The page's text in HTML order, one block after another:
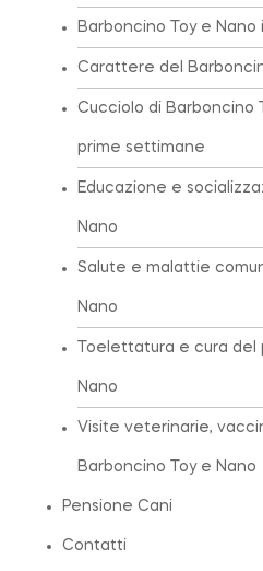
Barboncino Toy e
Carattere del
Cucciolo di Barboncino
prime settimane
Educazione e
Nano
Salute e malattie
Nano
Toelettatura e cura del
Nano
Visite veterinarie,
Barboncino Toy e Nano
Pensione Cani
Contatti